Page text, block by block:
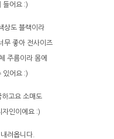
들어요 :)
상도 블랙이라
무 좋아 전사이즈
주름이라 몸에
있어요 :)
하고요 소매도
자인이에요 :)
려옵니다.